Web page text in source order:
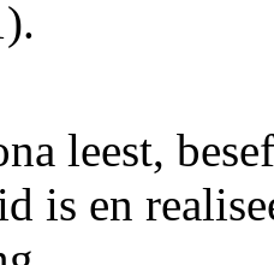
leest,
is en